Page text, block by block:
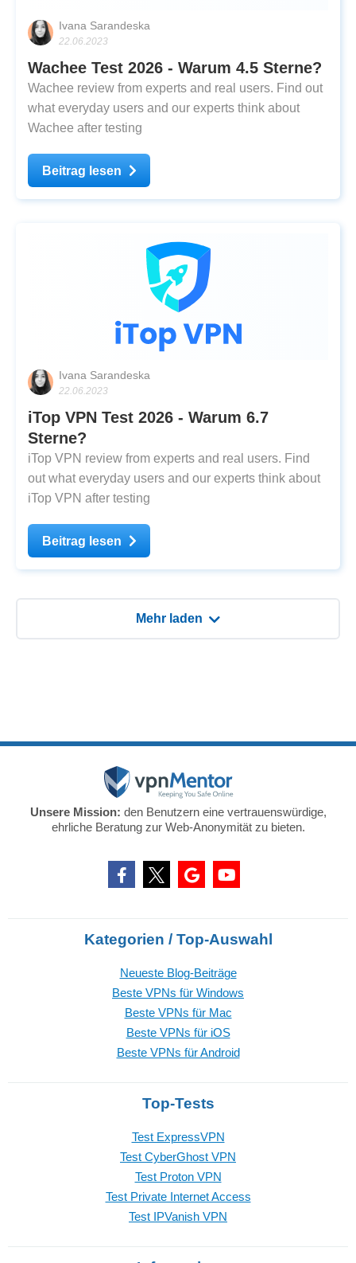
Ivana Sarandeska
22.06.2023
Wachee Test 2026 - Warum 4.5 Sterne?
Wachee review from experts and real users. Find out
what everyday users and our experts think about
Wachee after testing
Beitrag lesen
Ivana Sarandeska
22.06.2023
iTop VPN Test 2026 - Warum 6.7
Sterne?
iTop VPN review from experts and real users. Find
out what everyday users and our experts think about
iTop VPN after testing
Beitrag lesen
Mehr laden
Unsere Mission: den Benutzern eine vertrauenswürdige,
ehrliche Beratung zur Web-Anonymität zu bieten.
Kategorien / Top-Auswahl
Neueste Blog-Beiträge
Beste VPNs für Windows
Beste VPNs für Mac
Beste VPNs für iOS
Beste VPNs für Android
Top-Tests
Test ExpressVPN
Test CyberGhost VPN
Test Proton VPN
Test Private Internet Access
Test IPVanish VPN